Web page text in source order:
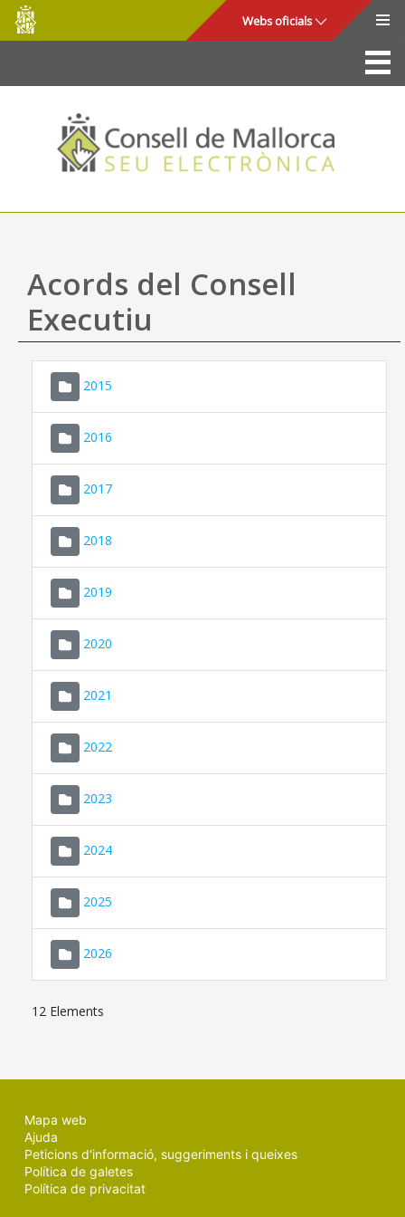
Salta al contingut principal
Consell
de
Mallorca
Webs oficials
La Seu
Consell de Mallorca
Accés i seguretat
Utilitats
Ajuda
Acords del Consell
Executiu
2015
2016
2017
2018
2019
2020
2021
2022
2023
2024
2025
2026
12 Elements
Mapa web
Ajuda
Peticions d'informació, suggeriments i queixes
Política de galetes
Política de privacitat